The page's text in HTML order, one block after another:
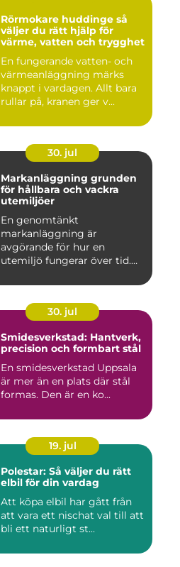
Rörmokare huddinge så
väljer du rätt hjälp för
värme, vatten och trygghet
En fungerande vatten- och
värmeanläggning märks
knappt i vardagen. Allt bara
rullar på, kranen ger v...
30. jul
Markanläggning grunden
för hållbara och vackra
utemiljöer
En genomtänkt
markanläggning är
avgörande för hur en
utemiljö fungerar över tid.
30. jul
Smidesverkstad: Hantverk,
precision och formbart stål
En smidesverkstad Uppsala
är mer än en plats där stål
formas. Den är en ko...
19. jul
Polestar: Så väljer du rätt
elbil för din vardag
Att köpa elbil har gått från
att vara ett nischat val till att
bli ett naturligt st...